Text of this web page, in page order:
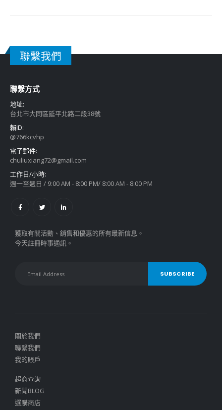
聯繫我們
聯繫方式
地址:
台北市大同區延平北路二段38號
賴ID:
@766kcvhp
電子郵件:
chuliuxiang72@gmail.com
工作日/小時:
週一至週日 / 9:00 AM - 8:00 PM/ 8:00 AM - 8:00 PM
獲取有關活動、銷售和優惠的所有最新信息。
今天註冊時事通訊。
關於我們
聯繫我們
我的賬戶
超商查詢
新聞BLOG
選購商店